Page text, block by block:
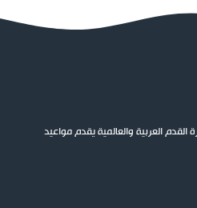
العربية والعالمية يقدم مواعيد